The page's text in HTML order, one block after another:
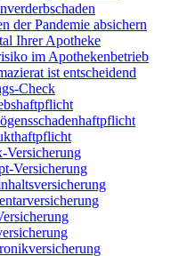
der Pandemie absichern
Ihrer Apotheke
im Apothekenbetrieb
ist entscheidend
Check
Versicherung
Versicherung